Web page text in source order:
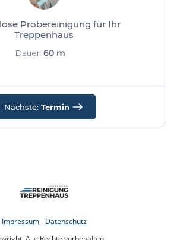
Probereinigung für Ihr
Treppenhaus
Dauer: 60 m
Nächste: Termin
Impressum- Datenschutz